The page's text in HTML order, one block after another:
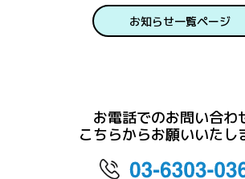
お知らせ一覧ページ
お電話でのお問い合わ
こちらからお願いいたし